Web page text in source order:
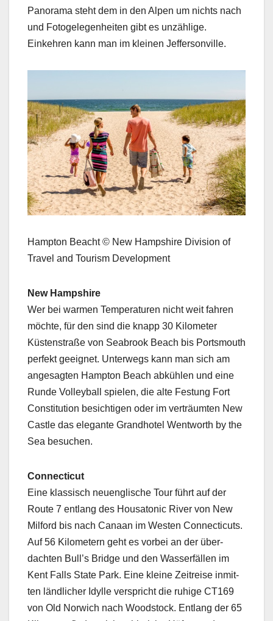
Panora­ma ste­ht dem in den Alpen um nichts nach
und Foto­gele­gen­heit­en gibt es unzäh­lige.
Einkehren kann man im kleinen Jef­fer­son­ville.
Hamp­ton Beacht © New Hamp­shire Divi­sion of
Trav­el and Tourism Devel­op­ment
New Hamp­shire
Wer bei war­men Tem­per­a­turen nicht weit fahren
möchte, für den sind die knapp 30 Kilo­me­ter
Küsten­straße von Seabrook Beach bis Portsmouth
per­fekt geeignet. Unter­wegs kann man sich am
ange­sagten Hamp­ton Beach abkühlen und eine
Runde Vol­ley­ball spie­len, die alte Fes­tung Fort
Con­sti­tu­tion besichti­gen oder im verträumten New
Cas­tle das ele­gante Grand­ho­tel Went­worth by the
Sea besuchen.
Con­necti­cut
Eine klas­sisch neuenglis­che Tour führt auf der
Route 7 ent­lang des Housaton­ic Riv­er von New
Mil­ford bis nach Canaan im West­en Con­necti­cuts.
Auf 56 Kilo­me­tern geht es vor­bei an der über­
dacht­en Bull’s Bridge und den Wasser­fällen im
Kent Falls State Park. Eine kleine Zeitreise inmit­
ten ländlich­er Idylle ver­spricht die ruhige CT169
von Old Nor­wich nach Wood­stock. Ent­lang der 65